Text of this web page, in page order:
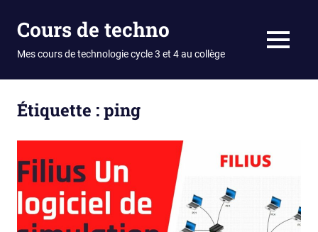
Cours de techno
Mes cours de technologie cycle 3 et 4 au collège MENU
Étiquette :ping